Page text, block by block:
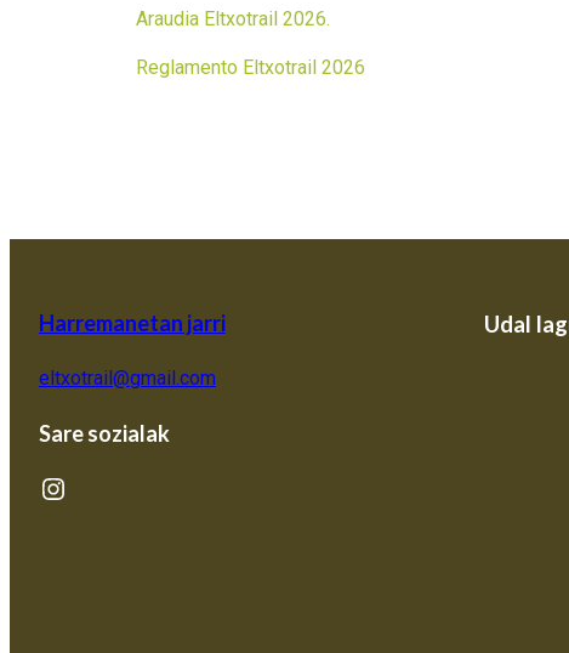
Araudia Eltxotrail 2026.
Reglamento Eltxotrail 2026
Harremanetan jarri
eltxotrail@gmail.com
Sare sozialak
Udal